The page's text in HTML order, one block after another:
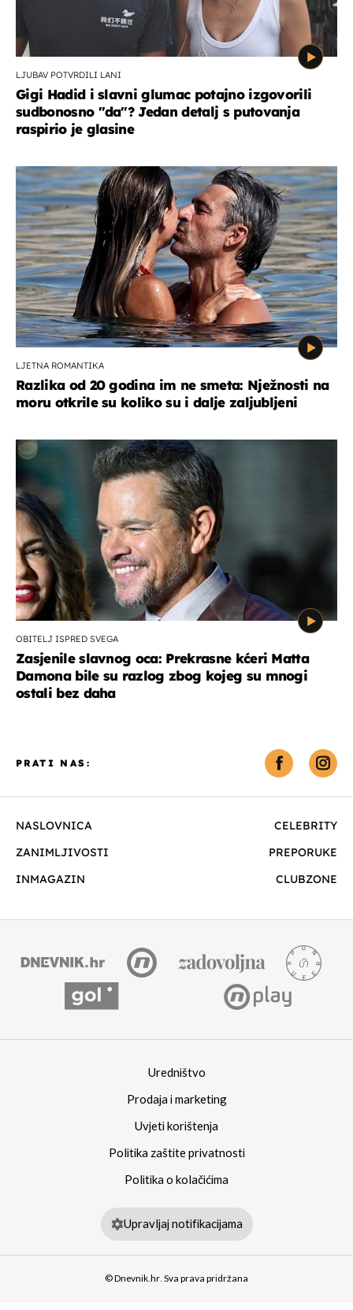
LJUBAV POTVRDILI LANI
Gigi Hadid i slavni glumac potajno izgovorili
sudbonosno "da"? Jedan detalj s putovanja
raspirio je glasine
LJETNA ROMANTIKA
Razlika od 20 godina im ne smeta: Nježnosti na
moru otkrile su koliko su i dalje zaljubljeni
OBITELJ ISPRED SVEGA
Zasjenile slavnog oca: Prekrasne kćeri Matta
Damona bile su razlog zbog kojeg su mnogi
ostali bez daha
NASLOVNICA
CELEBRITY
ZANIMLJIVOSTI
PREPORUKE
INMAGAZIN
CLUBZONE
PRATI NAS:
Uredništvo
Prodaja i marketing
Uvjeti korištenja
Politika zaštite privatnosti
Politika o kolačićima
Upravljaj notifikacijama
© Dnevnik.hr. Sva prava pridržana